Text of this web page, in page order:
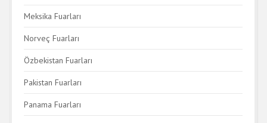
Meksika Fuarları
Norveç Fuarları
Özbekistan Fuarları
Pakistan Fuarları
Panama Fuarları